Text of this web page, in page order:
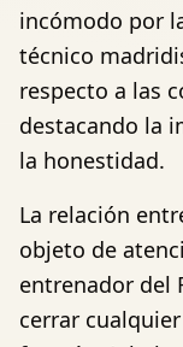
incómodo por
técnico
respecto a las
destacando la
la honestidad.
La relación
objeto de
entrenador del
cerrar